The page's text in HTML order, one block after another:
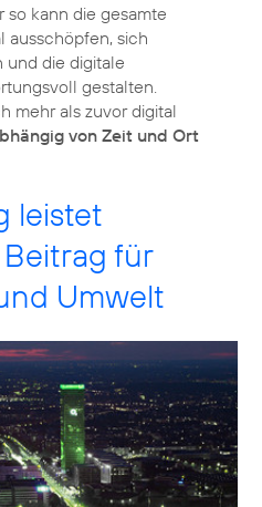
so kann die gesamte
ausschöpfen, sich
und die digitale
gestalten.
mehr als zuvor digital
von Zeit und Ort
leistet
für
Umwelt